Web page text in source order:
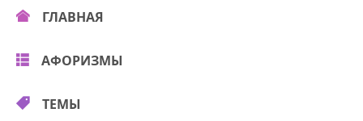
ГЛАВНАЯ
АФОРИЗМЫ
ТЕМЫ